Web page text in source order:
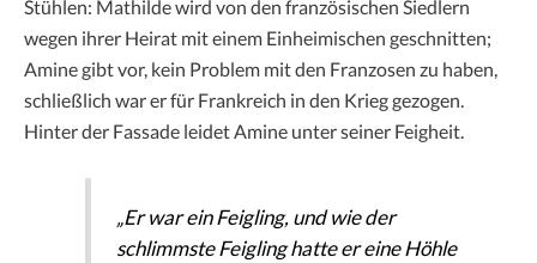
Stühlen: Mathilde wird von den französischen Siedlern
wegen ihrer Heirat mit einem Einheimischen geschnitten;
Amine gibt vor, kein Problem mit den Franzosen zu haben,
schließlich war er für Frankreich in den Krieg gezogen.
Hinter der Fassade leidet Amine unter seiner Feigheit.
„Er war ein Feigling, und wie der
schlimmste Feigling hatte er eine Höhle